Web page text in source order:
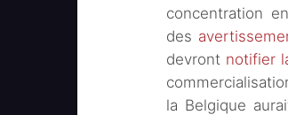
concentration
des
devront notifier
la Belgique